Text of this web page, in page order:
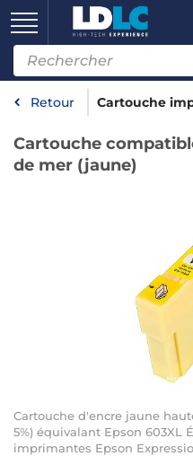
Retour Cartouche
Cartouche
de mer (jaune)
Cartouche d'encre jaune
5%) équivalant Epson 603XL
imprimantes Epson